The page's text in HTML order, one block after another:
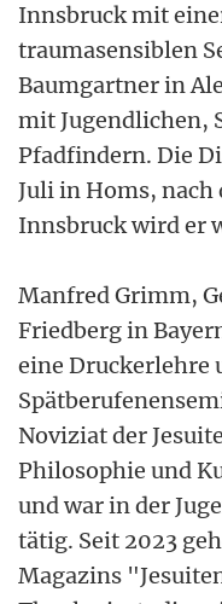
Innsbruck mit
traumasensiblen
Baumgartner in
mit Jugendlichen,
Pfadfindern. Die
Juli in Homs,
Innsbruck wird er
Manfred Grimm,
Friedberg in
eine Druckerlehre
Noviziat der
Philosophie und
und war in der
tätig. Seit 2023
Magazins